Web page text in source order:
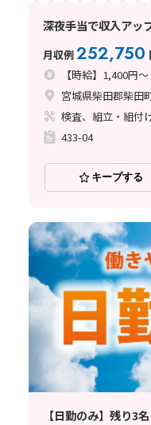
深夜手当で収入アッ
月収例252,750
【時給】1,400円～
宮城県柴田郡柴田
433-04
キープする
【日勤のみ】残り3